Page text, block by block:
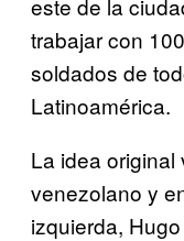
trabajar con
soldados de
Latinoamérica.
La idea original
venezolano y
izquierda,